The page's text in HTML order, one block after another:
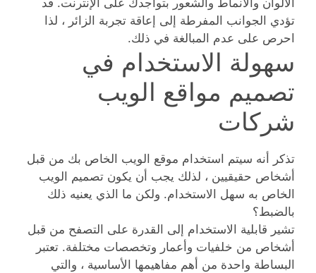
الألوان والأنماط والشعور بتواجدك على الإنترنت. قد
تؤدي الجوانب المفرطة إلى إعاقة تجربة الزائر ، لذا
احرص على عدم المبالغة في ذلك.
سهولة الاستخدام في
تصميم مواقع الويب
شركات
تذكر أنه سيتم استخدام موقع الويب الخاص بك من قبل
أشخاص حقيقيين ، لذلك يجب أن يكون تصميم الويب
الخاص به سهل الاستخدام. ولكن ما الذي يعنيه ذلك
بالضبط؟
تشير قابلية الاستخدام إلى القدرة على التصفح من قبل
أشخاص من خلفيات وأعمار وتخصصات مختلفة. تعتبر
البساطة واحدة من أهم مفاهيمها الأساسية ، والتي